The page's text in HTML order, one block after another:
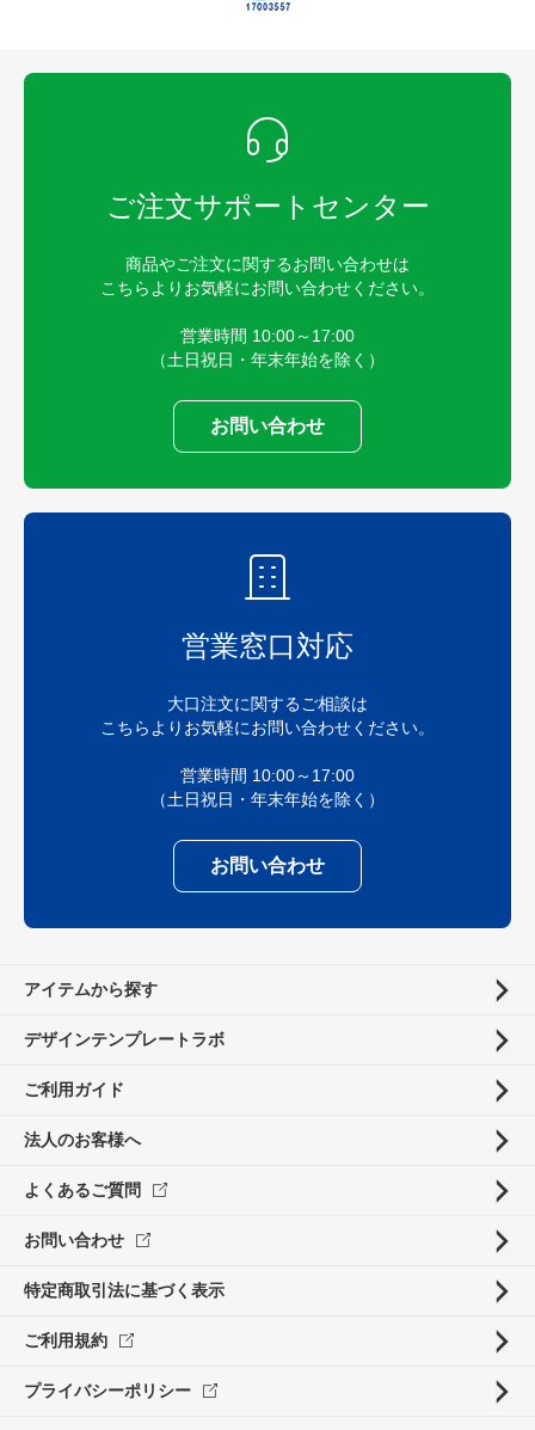
ご注文サポートセンター
商品やご注文に関するお問い合わせは
こちらよりお気軽にお問い合わせください。
営業時間 10:00～17:00
（土日祝日・年末年始を除く）
お問い合わせ
営業窓口対応
大口注文に関するご相談は
こちらよりお気軽にお問い合わせください。
営業時間 10:00～17:00
（土日祝日・年末年始を除く）
お問い合わせ
アイテムから探す
デザインテンプレートラボ
ご利用ガイド
法人のお客様へ
よくあるご質問
お問い合わせ
特定商取引法に基づく表示
ご利用規約
プライバシーポリシー